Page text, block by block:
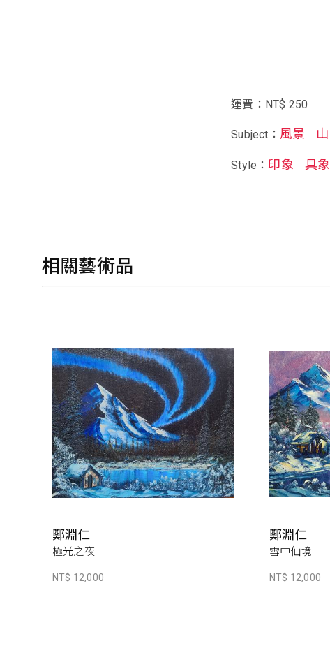
運費：NT$ 250
Subject： 風景 山
Style：印象 具象
相關藝術品
鄭淵仁
極光之夜
NT$ 12,000
鄭淵仁
雪中仙境
NT$ 12,000